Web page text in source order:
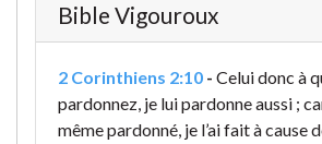
Bible Vigouroux
2 Corinthiens 2:10 - Celui donc à
pardonnez, je lui pardonne aussi ;
même pardonné, je l’ai fait à cause